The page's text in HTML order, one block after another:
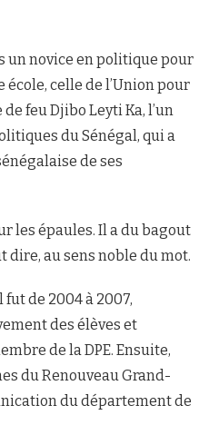
un novice en politique pour
celle de l’Union pour
feu Djibo Leyti Ka, l’un
du Sénégal, qui a
de ses
les épaules. Il a du bagout
dire, au sens noble du mot.
de 2004 à 2007,
des élèves et
de la DPE. Ensuite,
du Renouveau Grand-
du département de